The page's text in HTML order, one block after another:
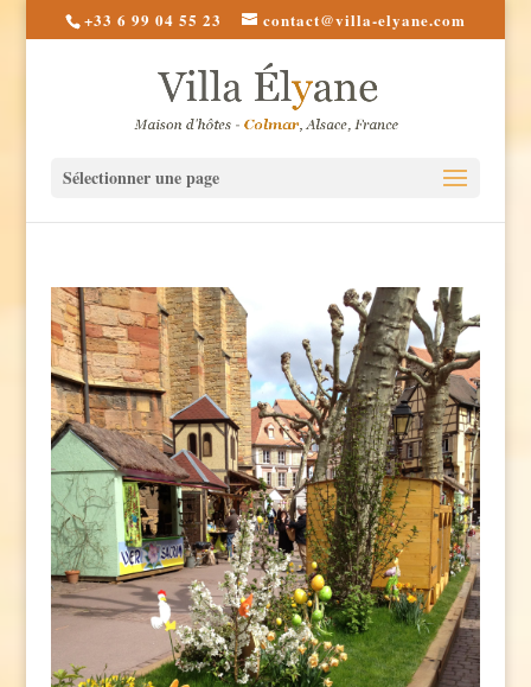
+33 6 99 04 55 23 contact@villa-elyane.com
Sélectionner une page